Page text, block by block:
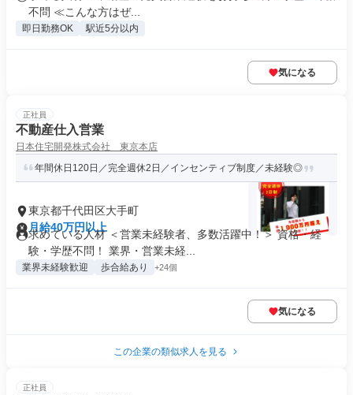
不問 ≪こんな方はぜ...
即日勤務OK 駅近5分以内
気になる
正社員
不動産仕入営業
日本住宅開発株式会社 東京本店
年間休日120日／完全週休2日／インセンティブ制度／未経験◎
東京都千代田区大手町
月給40万円以上
求めている人材 ＜営業未経験者、多数活躍中！＞ 資格・経
験・学歴不問！ 業界・営業未経...
業界未経験歓迎 歩合給あり +24個
気になる
この企業の類似求人を見る
正社員